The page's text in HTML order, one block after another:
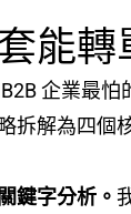
能轉
企業最
拆解為四個
鍵字分析。